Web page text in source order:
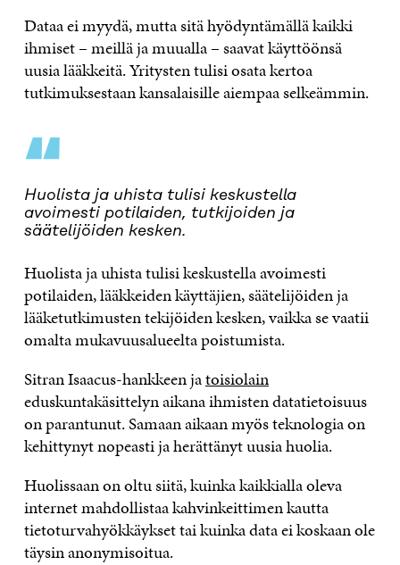
Dataa ei myydä, mutta sitä hyödyntämällä kaikki
ihmiset – meillä ja muualla – saavat käyttöönsä
uusia lääkkeitä. Yritysten tulisi osata kertoa
tutkimuksestaan kansalaisille aiempaa selkeämmin.
“
Huolista ja uhista tulisi keskustella
avoimesti potilaiden, tutkijoiden ja
säätelijöiden kesken.
Huolista ja uhista tulisi keskustella avoimesti
potilaiden, lääkkeiden käyttäjien, säätelijöiden ja
lääketutkimusten tekijöiden kesken, vaikka se vaatii
omalta mukavuusalueelta poistumista.
Sitran Isaacus-hankkeen jatoisiolain
eduskuntakäsittelyn aikana ihmisten datatietoisuus
on parantunut. Samaan aikaan myös teknologia on
kehittynyt nopeasti ja herättänyt uusia huolia.
Huolissaan on oltu siitä, kuinka kaikkialla oleva
internet mahdollistaa kahvinkeittimen kautta
tietoturvahyökkäykset tai kuinka data ei koskaan ole
täysin anonymisoitua.